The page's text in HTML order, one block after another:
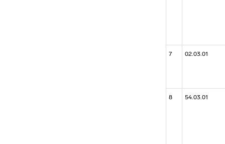
7 02.03.01
8 54.03.01